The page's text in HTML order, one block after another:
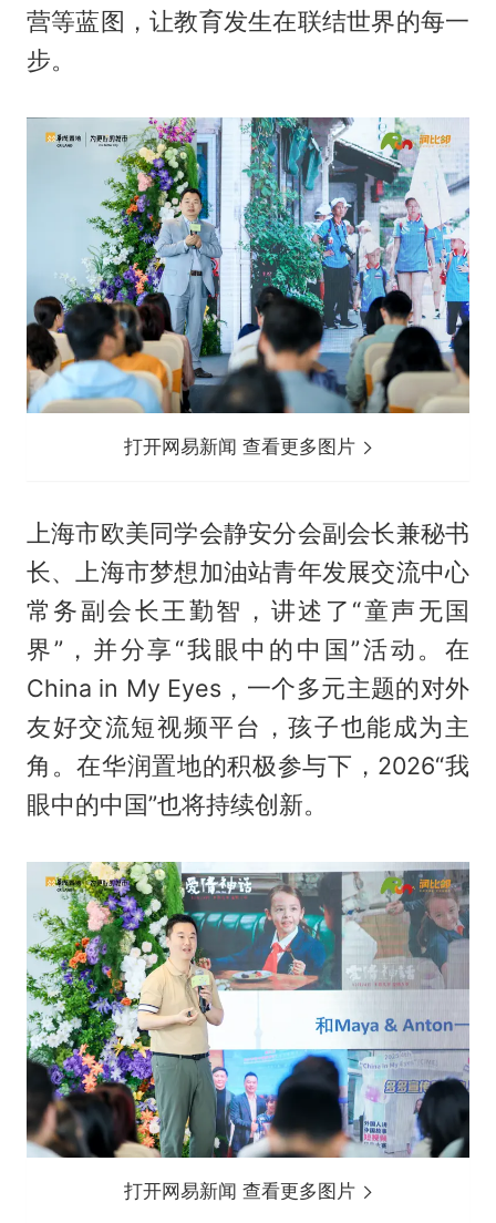
营等蓝图，让教育发生在联结世界的每一
步。
打开网易新闻 查看更多图片
上海市欧美同学会静安分会副会长兼秘书
长、上海市梦想加油站青年发展交流中心
常务副会长王勤智，讲述了“童声无国
界”，并分享“我眼中的中国”活动。在
China in My Eyes，一个多元主题的对外
友好交流短视频平台，孩子也能成为主
角。在华润置地的积极参与下，2026“我
眼中的中国”也将持续创新。
打开网易新闻 查看更多图片